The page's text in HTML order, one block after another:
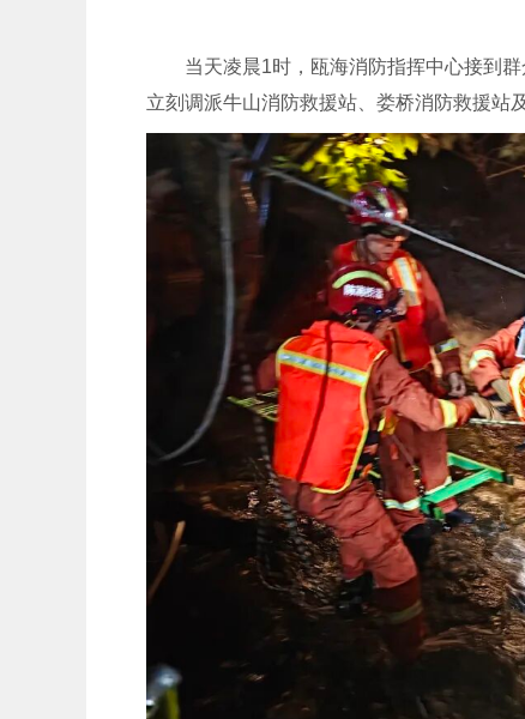
当天凌晨1时，瓯海消防指挥中心接到
立刻调派牛山消防救援站、娄桥消防救援站